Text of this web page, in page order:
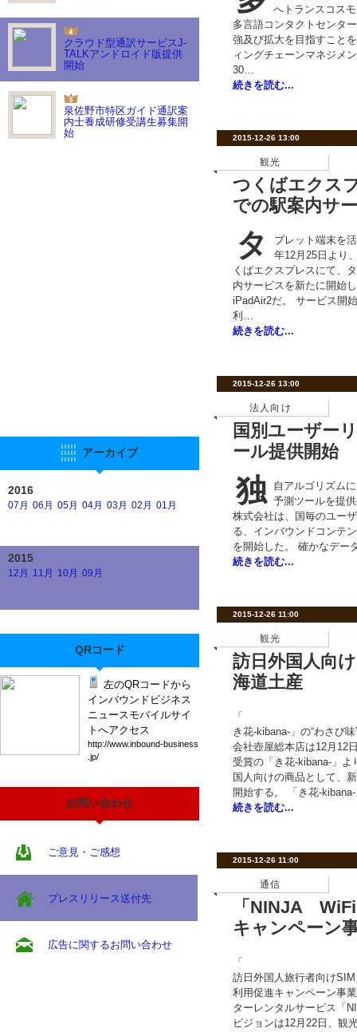
クラウド型通訳サービスJ-
TALKアンドロイド版提供
開始
泉佐野市特区ガイド通訳案
内士養成研修受講生募集開
始
アーカイブ
2016
07月 06月 05月 04月 03月 02月 01月
2015
12月 11月 10月 09月
QRコード
左のQRコードから
インバウンドビジネス
ニュースモバイルサイ
トへアクセス
http://www.inbound-business
.jp/
お問い合わせ
ご意見・ご感想
プレスリリース送付先
広告に関するお問い合わせ
へトランスコス
多言語コンタクトセンタ
強及び拡大を目指すこと
ィングチェーンマネジメ
30…
続きを読む...
2015-12-26 13:00
観光
つくばエクス
での駅案内サ
タ
ブレット端末を
年12月25日より
くばエクスプレスにて、
内サービスを新たに開始
iPadAir2だ。 サービス開
利…
続きを読む...
2015-12-26 13:00
法人向け
国別ユーザー
ール提供開始
独
自アルゴリズム
予測ツールを提
株式会社は、国毎のユー
る、インバウンドコンテ
を開始した。 確かなデー
続きを読む...
2015-12-26 11:00
観光
訪日外国人向
海道土産
「
き花-kibana-」の“わさび
会社壺屋総本店は12月12
受賞の「き花-kibana-」よ
国人向けの商品として、
開始する。 「き花-
続きを読む...
2015-12-26 11:00
通信
「NINJA
キャンペーン
「
訪日外国人旅行者向け
利用促進キャンペーン事
ターレンタルサービス「
ビジョンは12月22日、観